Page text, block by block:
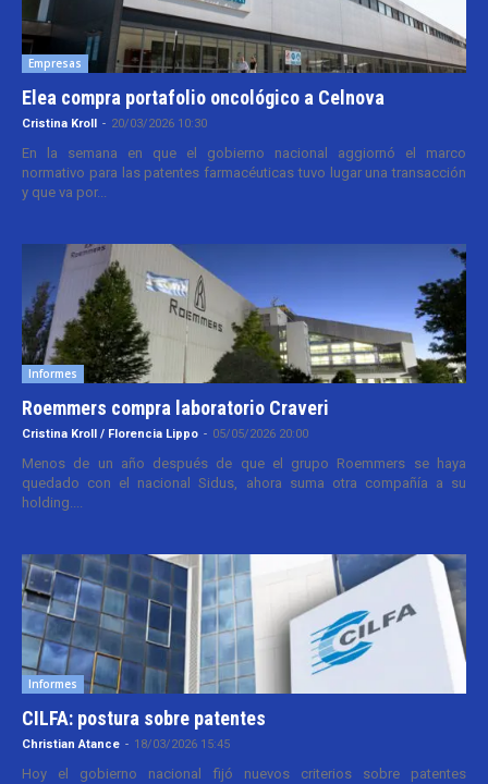
Empresas
Elea compra portafolio oncológico a Celnova
Cristina Kroll - 20/03/2026 10:30
En la semana en que el gobierno nacional aggiornó el marco
normativo para las patentes farmacéuticas tuvo lugar una transacción
y que va por...
Informes
Roemmers compra laboratorio Craveri
Cristina Kroll / Florencia Lippo - 05/05/2026 20:00
Menos de un año después de que el grupo Roemmers se haya
quedado con el nacional Sidus, ahora suma otra compañía a su
holding....
Informes
CILFA: postura sobre patentes
Christian Atance - 18/03/2026 15:45
Hoy el gobierno nacional fijó nuevos criterios sobre patentes